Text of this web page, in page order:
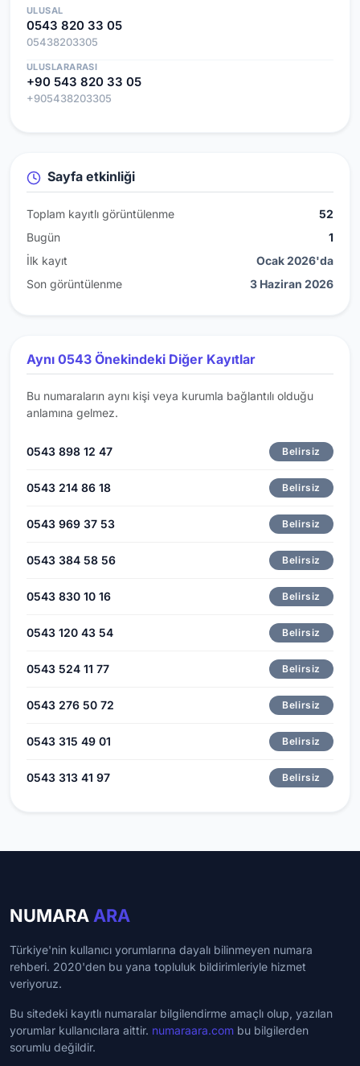
ULUSAL
0543 820 33 05
05438203305
ULUSLARARASI
+90 543 820 33 05
+905438203305
Sayfa etkinliği
Toplam kayıtlı görüntülenme
52
Bugün
1
İlk kayıt
Ocak 2026'da
Son görüntülenme
3 Haziran 2026
Aynı 0543 Önekindeki Diğer Kayıtlar
Bu numaraların aynı kişi veya kurumla bağlantılı olduğu
anlamına gelmez.
0543 898 12 47 Belirsiz
0543 214 86 18 Belirsiz
0543 969 37 53 Belirsiz
0543 384 58 56 Belirsiz
0543 830 10 16 Belirsiz
0543 120 43 54 Belirsiz
0543 524 11 77 Belirsiz
0543 276 50 72 Belirsiz
0543 315 49 01 Belirsiz
0543 313 41 97 Belirsiz
NUMARA ARA
Türkiye'nin kullanıcı yorumlarına dayalı bilinmeyen numara
rehberi. 2020'den bu yana topluluk bildirimleriyle hizmet
veriyoruz.
Bu sitedeki kayıtlı numaralar bilgilendirme amaçlı olup, yazılan
yorumlar kullanıcılara aittir. numaraara.com bu bilgilerden
sorumlu değildir.